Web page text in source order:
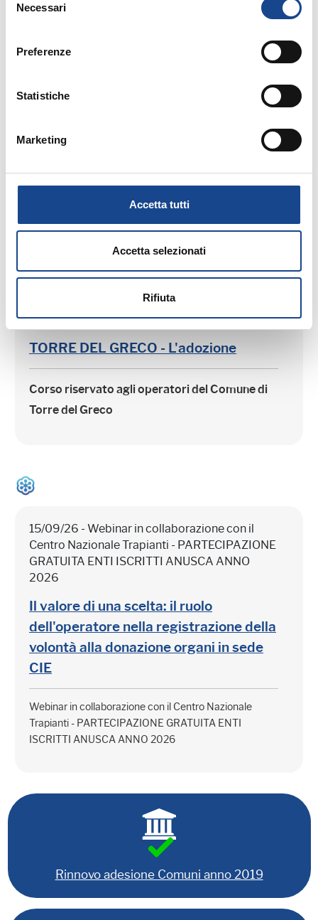
delNecessari
Preferenze
Statistiche
Marketing
Accetta tutti
Accetta selezionati
Rifiuta
14/09/26 - Corso riservato agli operatori del
TORRE DEL GRECO - Separazione e
Torre del Greco
15/09/26 - Corso riservato agli operatori del
Comune di Torre del Greco
TORRE DEL GRECO - L'adozione
Corso riservato agli operatori del Comune di
Torre del Greco
15/09/26 - Webinar in collaborazione con il
Centro Nazionale Trapianti - PARTECIPAZIONE
GRATUITA ENTI ISCRITTI ANUSCA ANNO
2026
Il valore di una scelta: il ruolo
dell'operatore nella registrazione della
volontà alla donazione organi in sede
CIE
Webinar in collaborazione con il Centro Nazionale
Trapianti - PARTECIPAZIONE GRATUITA ENTI
ISCRITTI ANUSCA ANNO 2026
Rinnovo adesione Comuni anno 2019